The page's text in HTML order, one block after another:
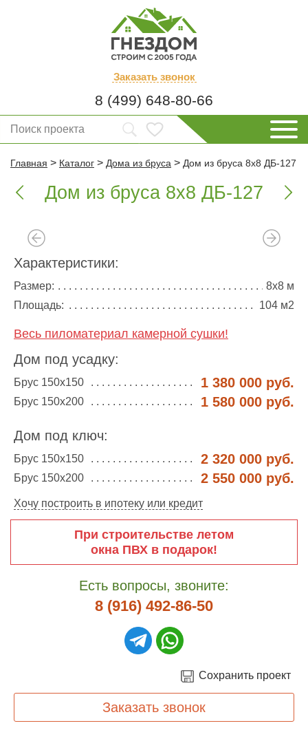
Заказать звонок
8 (499) 648-80-66
Главная > Каталог > Дома из бруса > Дом из бруса 8х8 ДБ-127
 Дом из бруса 8х8 ДБ-127 
Характеристики:
Размер:
8х8 м
Площадь:
104 м2
Весь пиломатериал камерной сушки!
Дом под усадку:
Брус 150х150 1 380 000 руб.
Брус 150х200 1 580 000 руб.
Дом под ключ:
Брус 150х150 2 320 000 руб.
Брус 150х200 2 550 000 руб.
Хочу построить в ипотеку или кредит
При строительстве летом
окна ПВХ в подарок!
Есть вопросы, звоните:
8 (916) 492-86-50
Сохранить проект
Заказать звонок